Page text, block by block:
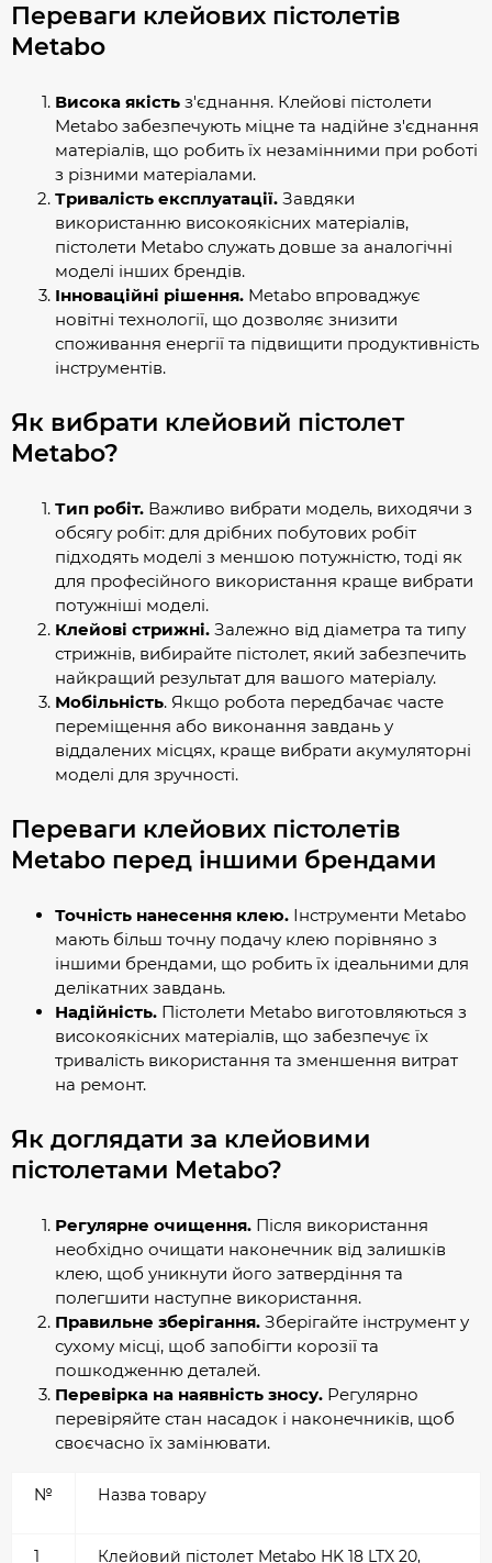
Переваги клейових пістолетів
Metabo
Висока якість з'єднання. Клейові пістолети
Metabo забезпечують міцне та надійне з'єднання
матеріалів, що робить їх незамінними при роботі
з різними матеріалами.
Тривалість експлуатації. Завдяки
використанню високоякісних матеріалів,
пістолети Metabo служать довше за аналогічні
моделі інших брендів.
Інноваційні рішення. Metabo впроваджує
новітні технології, що дозволяє знизити
споживання енергії та підвищити продуктивність
інструментів.
Як вибрати клейовий пістолет
Metabo?
Тип робіт. Важливо вибрати модель, виходячи з
обсягу робіт: для дрібних побутових робіт
підходять моделі з меншою потужністю, тоді як
для професійного використання краще вибрати
потужніші моделі.
Клейові стрижні. Залежно від діаметра та типу
стрижнів, вибирайте пістолет, який забезпечить
найкращий результат для вашого матеріалу.
Мобільність. Якщо робота передбачає часте
переміщення або виконання завдань у
віддалених місцях, краще вибрати акумуляторні
моделі для зручності.
Переваги клейових пістолетів
Metabo перед іншими брендами
Точність нанесення клею. Інструменти Metabo
мають більш точну подачу клею порівняно з
іншими брендами, що робить їх ідеальними для
делікатних завдань.
Надійність. Пістолети Metabo виготовляються з
високоякісних матеріалів, що забезпечує їх
тривалість використання та зменшення витрат
на ремонт.
Як доглядати за клейовими
пістолетами Metabo?
Регулярне очищення. Після використання
необхідно очищати наконечник від залишків
клею, щоб уникнути його затвердіння та
полегшити наступне використання.
Правильне зберігання. Зберігайте інструмент у
сухому місці, щоб запобігти корозії та
пошкодженню деталей.
Перевірка на наявність зносу. Регулярно
перевіряйте стан насадок і наконечників, щоб
своєчасно їх замінювати.
№ Назва товару
1 Клейовий пістолет Metabo HK 18 LTX 20,